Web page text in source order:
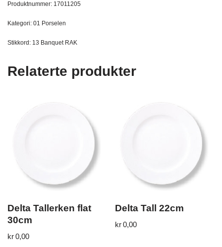
Produktnummer: 17011205
Kategori: 01 Porselen
Stikkord: 13 Banquet RAK
Relaterte produkter
Delta Tallerken flat
30cm
kr0,00
Delta Tall 22cm
kr0,00